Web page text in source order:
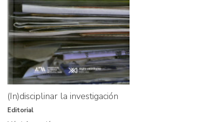
(In)disciplinar la investigación
Editorial